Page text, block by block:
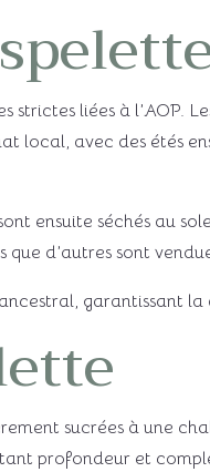
liées à l’AOP.
local, avec des étés
ensuite séchés au
d’autres sont
garantissant
sucrées à une
profondeur et